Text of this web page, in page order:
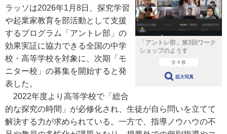
「アントレ部」第3回ワーク
ショップのようす
全 4 枚
拡大写真
ラッソは2026年1月8日、探究学習
や起業家教育を部活動として支援
するプログラム「アントレ部」の
効果実証に協力できる全国の中学
校・高等学校を対象に、次期「モ
ニター校」の募集を開始すると発
表した。
2022年度より高等学校で「総合
的な探究の時間」が必修化され、生徒が自ら問いを立てて
解決する力が求められている。一方で、指導ノウハウの不